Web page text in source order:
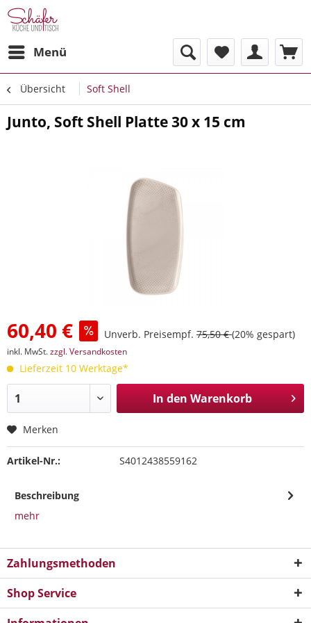
Menü
Übersicht Soft Shell
Junto, Soft Shell Platte 30 x 15 cm
60,40 € Unverb. Preisempf. 75,50 €(20% gespart)
inkl. MwSt.zzgl. Versandkosten
Lieferzeit 10 Werktage*
In den Warenkorb
Merken
Artikel-Nr.: S4012438559162
Beschreibung
mehr
Zahlungsmethoden
Shop Service